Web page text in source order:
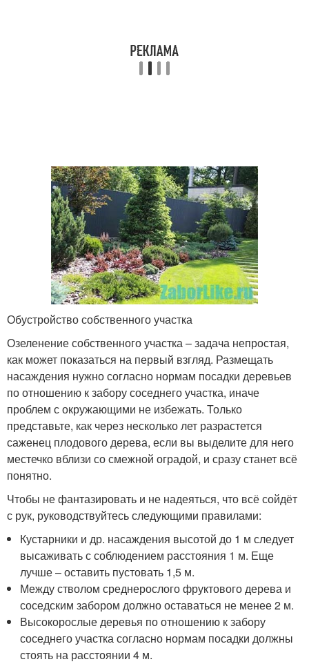
Обустройство собственного участка
Озеленение собственного участка – задача непростая,
как может показаться на первый взгляд. Размещать
насаждения нужно согласно нормам посадки деревьев
по отношению к забору соседнего участка, иначе
проблем с окружающими не избежать. Только
представьте, как через несколько лет разрастется
саженец плодового дерева, если вы выделите для него
местечко вблизи со смежной оградой, и сразу станет всё
понятно.
Чтобы не фантазировать и не надеяться, что всё сойдёт
с рук, руководствуйтесь следующими правилами:
Кустарники и др. насаждения высотой до 1 м следует
высаживать с соблюдением расстояния 1 м. Еще
лучше – оставить пустовать 1,5 м.
Между стволом среднерослого фруктового дерева и
соседским забором должно оставаться не менее 2 м.
Высокорослые деревья по отношению к забору
соседнего участка согласно нормам посадки должны
стоять на расстоянии 4 м.